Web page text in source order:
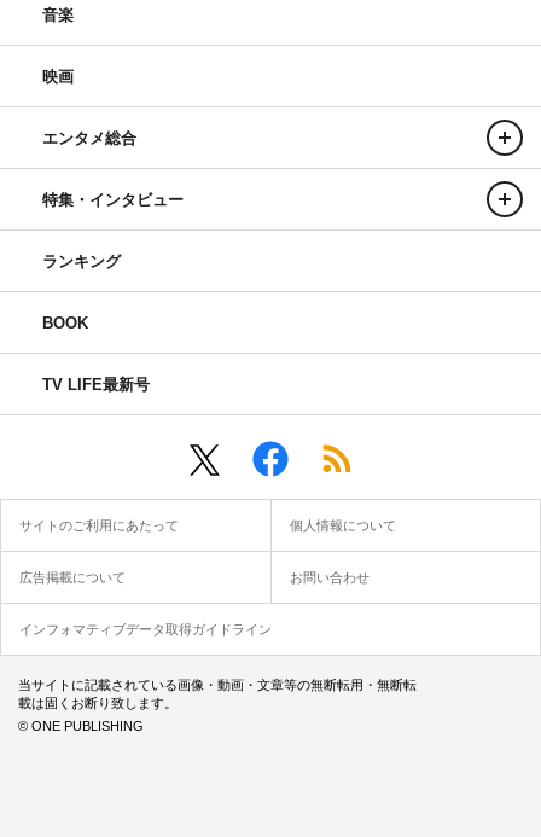
音楽
映画
エンタメ総合
特集・インタビュー
ランキング
BOOK
TV LIFE最新号
サイトのご利用にあたって 個人情報について
広告掲載について お問い合わせ
インフォマティブデータ取得ガイドライン
当サイトに記載されている画像・動画・文章等の無断転用・無断転
載は固くお断り致します。
© ONE PUBLISHING